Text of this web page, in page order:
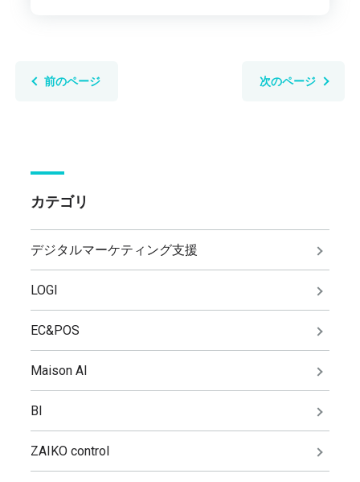
前のページ 次のページ
カテゴリ
デジタルマーケティング支援
LOGI
EC&POS
Maison AI
BI
ZAIKO control